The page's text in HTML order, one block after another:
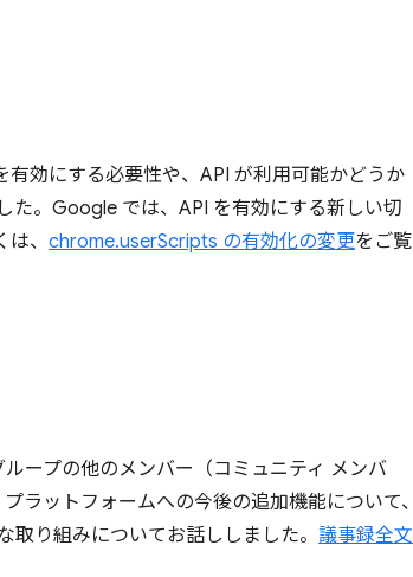
効にする必要性や、API が利用可能かどうか
た。Google では、API を有効にする新しい切
、 chrome.userScripts の有効化の変更をご覧
ープの他のメンバー（コミュニティ メンバ
ラットフォームへの今後の追加機能について、
り組みについてお話ししました。 議事録全文